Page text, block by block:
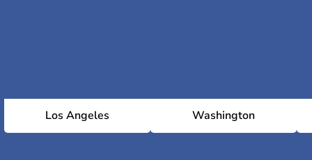
Los Angeles Washington